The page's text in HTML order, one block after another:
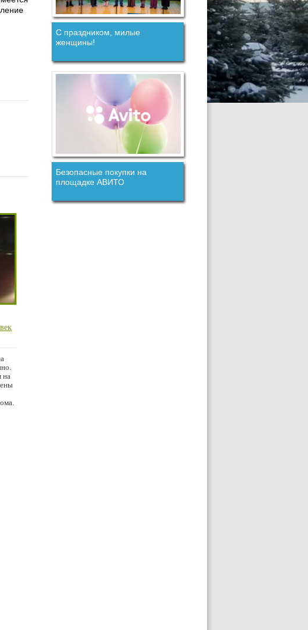
на
С праздником, милые
женщины!
Безопасные покупки на
площадке АВИТО